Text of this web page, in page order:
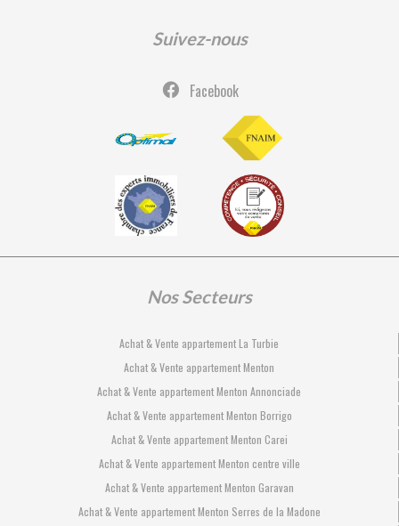
Suivez-nous
Facebook
Nos Secteurs
Achat & Vente appartement La Turbie
Achat & Vente appartement Menton
Achat & Vente appartement Menton Annonciade
Achat & Vente appartement Menton Borrigo
Achat & Vente appartement Menton Carei
Achat & Vente appartement Menton centre ville
Achat & Vente appartement Menton Garavan
Achat & Vente appartement Menton Serres de la Madone